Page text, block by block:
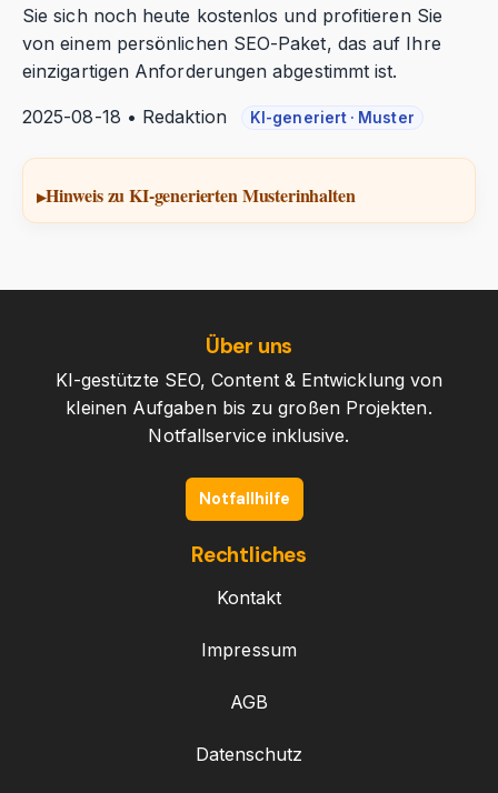
Sie sich noch heute kostenlos und profitieren Sie
von einem persönlichen SEO-Paket, das auf Ihre
einzigartigen Anforderungen abgestimmt ist.
2025-08-18 • Redaktion KI-generiert · Muster
Hinweis zu KI-generierten Musterinhalten
Über uns
KI-gestützte SEO, Content & Entwicklung von
kleinen Aufgaben bis zu großen Projekten.
Notfallservice inklusive.
Notfallhilfe
Rechtliches
Kontakt
Impressum
AGB
Datenschutz